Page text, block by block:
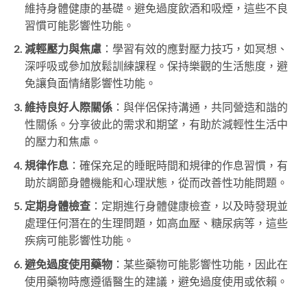
維持身體健康的基礎。避免過度飲酒和吸煙，這些不良
習慣可能影響性功能。
減輕壓力與焦慮：學習有效的應對壓力技巧，如冥想、
深呼吸或參加放鬆訓練課程。保持樂觀的生活態度，避
免讓負面情緒影響性功能。
維持良好人際關係：與伴侶保持溝通，共同營造和諧的
性關係。分享彼此的需求和期望，有助於減輕性生活中
的壓力和焦慮。
規律作息 ：確保充足的睡眠時間和規律的作息習慣，有
助於調節身體機能和心理狀態，從而改善性功能問題。
定期身體檢查：定期進行身體健康檢查，以及時發現並
處理任何潛在的生理問題，如高血壓、糖尿病等，這些
疾病可能影響性功能。
避免過度使用藥物：某些藥物可能影響性功能，因此在
使用藥物時應遵循醫生的建議，避免過度使用或依賴。